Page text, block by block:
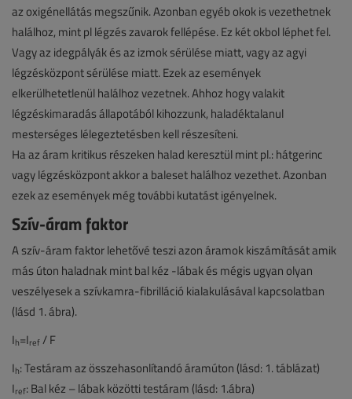
az oxigénellátás megszűnik. Azonban egyéb okok is vezethetnek
halálhoz, mint pl légzés zavarok fellépése. Ez két okbol léphet fel.
Vagy az idegpályák és az izmok sérülése miatt, vagy az agyi
légzésközpont sérülése miatt. Ezek az események
elkerülhetetlenül halálhoz vezetnek. Ahhoz hogy valakit
légzéskimaradás állapotából kihozzunk, haladéktalanul
mesterséges lélegeztetésben kell részesíteni.
Ha az áram kritikus részeken halad keresztül mint pl.: hátgerinc
vagy légzésközpont akkor a baleset halálhoz vezethet. Azonban
ezek az események még további kutatást igényelnek.
Szív-áram faktor
A szív-áram faktor lehetővé teszi azon áramok kiszámítását amik
más úton haladnak mint bal kéz -lábak és mégis ugyan olyan
veszélyesek a szívkamra-fibrilláció kialakulásával kapcsolatban
(lásd 1. ábra).
Ih=Iref / F
Ih: Testáram az összehasonlítandó áramúton (lásd: 1. táblázat)
Iref: Bal kéz – lábak közötti testáram (lásd: 1.ábra)